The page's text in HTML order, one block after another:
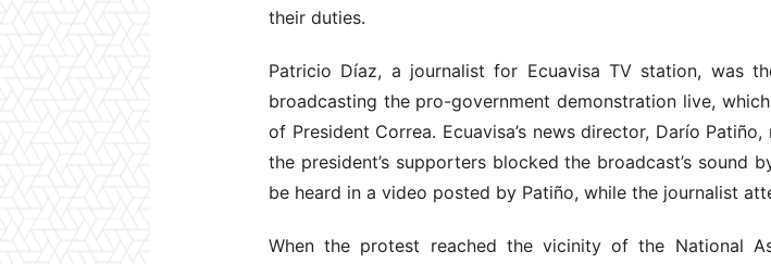
their duties.
Patricio Díaz, a journalist for Ecuavisa TV station, was
broadcasting the pro-government demonstration live,
of President Correa. Ecuavisa’s news director, Darío
the president’s supporters blocked the broadcast’s sound
be heard in a video posted by Patiño, while the journalist
When the protest reached the vicinity of the National